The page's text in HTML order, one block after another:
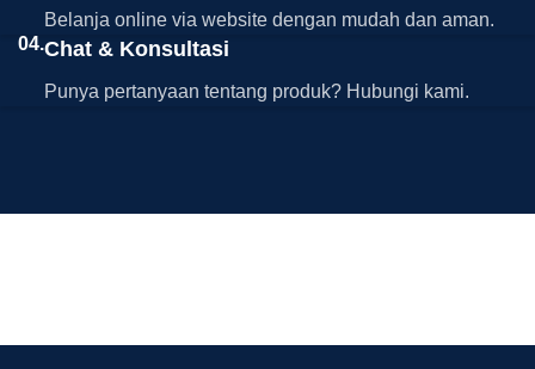
Belanja online via website dengan mudah dan aman.
04.Chat & Konsultasi
Punya pertanyaan tentang produk? Hubungi kami.